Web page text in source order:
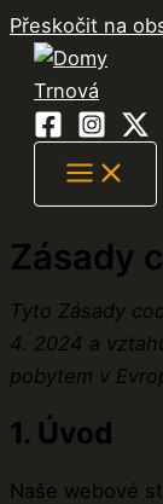
Přeskočit na
Zásady
Tyto Zásady
4. 2024 a
pobytem v
1. Úvod
Naše webové